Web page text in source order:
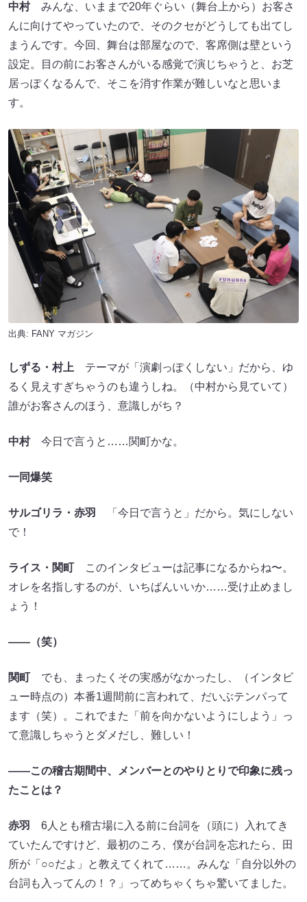
中村みんな、いままで20年ぐらい（舞台上から）お客さ
んに向けてやっていたので、そのクセがどうしても出てし
まうんです。今回、舞台は部屋なので、客席側は壁という
設定。目の前にお客さんがいる感覚で演じちゃうと、お芝
居っぽくなるんで、そこを消す作業が難しいなと思いま
す。
出典: FANY マガジン
しずる・村上 テーマが「演劇っぽくしない」だから、ゆ
るく見えすぎちゃうのも違うしね。（中村から見ていて）
誰がお客さんのほう、意識しがち？
中村今日で言うと……関町かな。
一同爆笑
サルゴリラ・赤羽
「今日で言うと」だから。気にしない
で！
ライス・関町 このインタビューは記事になるからね〜。
オレを名指しするのが、いちばんいいか……受け止めまし
ょう！
――（笑）
関町 でも、まったくその実感がなかったし、（インタビ
ュー時点の）本番1週間前に言われて、だいぶテンパって
ます（笑）。これでまた「前を向かないようにしよう」っ
て意識しちゃうとダメだし、難しい！
――この稽古期間中、メンバーとのやりとりで印象に残っ
たことは？
赤羽
6人とも稽古場に入る前に台詞を（頭に）入れてき
ていたんですけど、最初のころ、僕が台詞を忘れたら、田
所が「○○だよ」と教えてくれて……。みんな「自分以外の
台詞も入ってんの！？」ってめちゃくちゃ驚いてました。